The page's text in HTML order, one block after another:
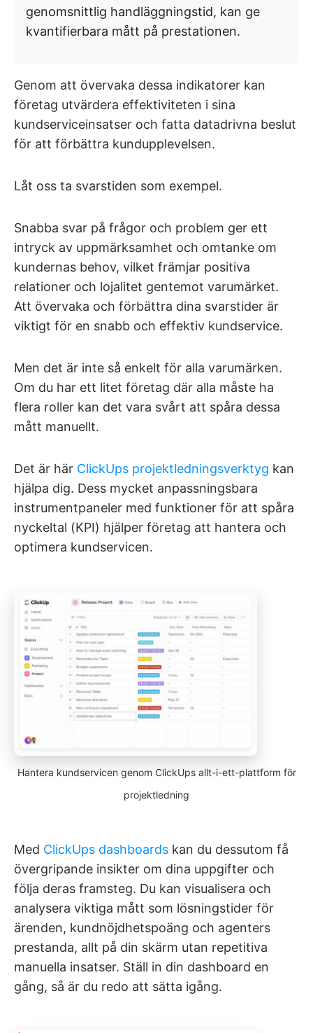
genomsnittlig handläggningstid, kan ge
kvantifierbara mått på prestationen.
Genom att övervaka dessa indikatorer kan
företag utvärdera effektiviteten i sina
kundserviceinsatser och fatta datadrivna beslut
för att förbättra kundupplevelsen.
Låt oss ta svarstiden som exempel.
Snabba svar på frågor och problem ger ett
intryck av uppmärksamhet och omtanke om
kundernas behov, vilket främjar positiva
relationer och lojalitet gentemot varumärket.
Att övervaka och förbättra dina svarstider är
viktigt för en snabb och effektiv kundservice.
Men det är inte så enkelt för alla varumärken.
Om du har ett litet företag där alla måste ha
flera roller kan det vara svårt att spåra dessa
mått manuellt.
Det är här ClickUps projektledningsverktyg kan
hjälpa dig. Dess mycket anpassningsbara
instrumentpaneler med funktioner för att spåra
nyckeltal (KPI) hjälper företag att hantera och
optimera kundservicen.
Hantera kundservicen genom ClickUps allt-i-ett-plattform för
projektledning
Med ClickUps dashboards kan du dessutom få
övergripande insikter om dina uppgifter och
följa deras framsteg. Du kan visualisera och
analysera viktiga mått som lösningstider för
ärenden, kundnöjdhetspoäng och agenters
prestanda, allt på din skärm utan repetitiva
manuella insatser. Ställ in din dashboard en
gång, så är du redo att sätta igång.